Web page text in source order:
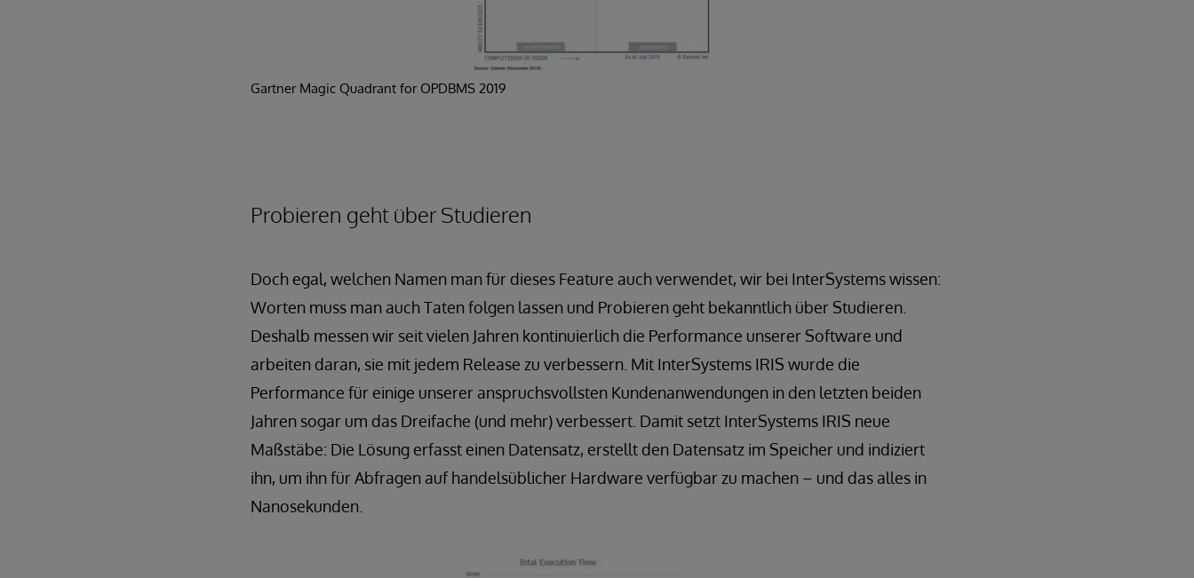
Gartner Magic Quadrant for OPDBMS 2019
Probieren geht über Studieren
Doch egal, welchen Namen man für dieses Feature auch verwendet, wir bei InterSystems wissen:
Worten muss man auch Taten folgen lassen und Probieren geht bekanntlich über Studieren.
Deshalb messen wir seit vielen Jahren kontinuierlich die Performance unserer Software und
arbeiten daran, sie mit jedem Release zu verbessern. Mit InterSystems IRIS wurde die
Performance für einige unserer anspruchsvollsten Kundenanwendungen in den letzten beiden
Jahren sogar um das Dreifache (und mehr) verbessert. Damit setzt InterSystems IRIS neue
Maßstäbe: Die Lösung erfasst einen Datensatz, erstellt den Datensatz im Speicher und indiziert
ihn, um ihn für Abfragen auf handelsüblicher Hardware verfügbar zu machen – und das alles in
Nanosekunden.